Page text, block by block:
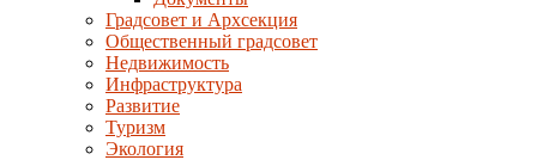
Градсовет и Архсекция
Общественный градсовет
Недвижимость
Инфраструктура
Развитие
Туризм
Экология